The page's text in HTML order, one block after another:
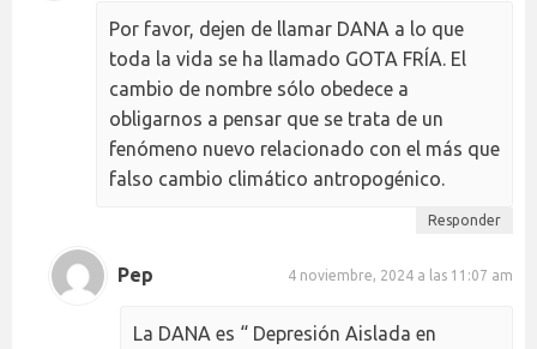
Por favor, dejen de llamar DANA a lo que
toda la vida se ha llamado GOTA FRÍA. El
cambio de nombre sólo obedece a
obligarnos a pensar que se trata de un
fenómeno nuevo relacionado con el más que
falso cambio climático antropogénico.
Responder
Pep 4 noviembre, 2024 a las 11:07 am
La DANA es “ Depresión Aislada en